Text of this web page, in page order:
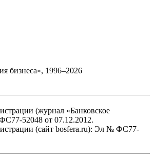
бизнеса», 1996–2026
(журнал «Банковское
52048 от 07.12.2012.
(сайт bosfera.ru): Эл № ФС77-